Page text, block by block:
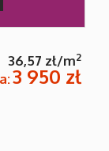
Kontakt
36,57 zł/m2
3 950 zł